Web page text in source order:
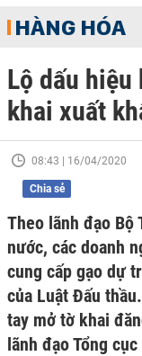
HÀNG HÓA
Lộ dấu
khai xuất
08:43 | 16/04/2020
Chia sẻ
Theo lãnh đạo Bộ
nước, các doanh
cung cấp gạo dự
của Luật Đấu
tay mở tờ khai
lãnh đạo Tổng